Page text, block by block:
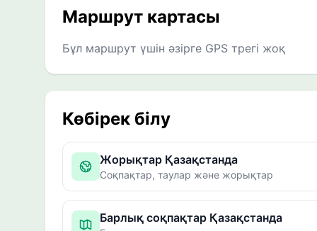
Маршрут картасы
Бұл маршрут үшін әзірге GPS трегі жоқ
Көбірек білу
Жорықтар Қазақстанда
Соқпақтар, таулар және жорықтар
Барлық соқпақтар Қазақстанда